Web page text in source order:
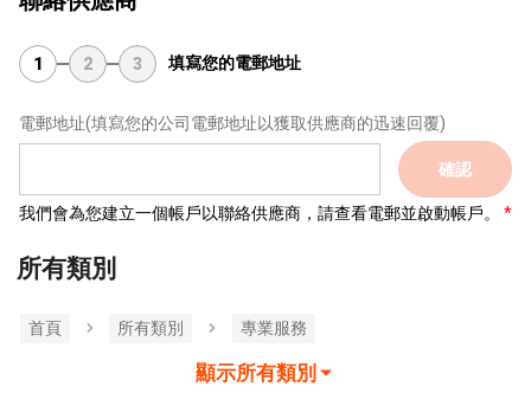
1 2 3 填寫您的電郵地址
電郵地址(填寫您的公司電郵地址以獲取供應商的迅速回覆)
確認
我們會為您建立一個帳戶以聯絡供應商，請查看電郵並啟動帳戶。
所有類別
首頁 所有類別 專業服務
顯示所有類別